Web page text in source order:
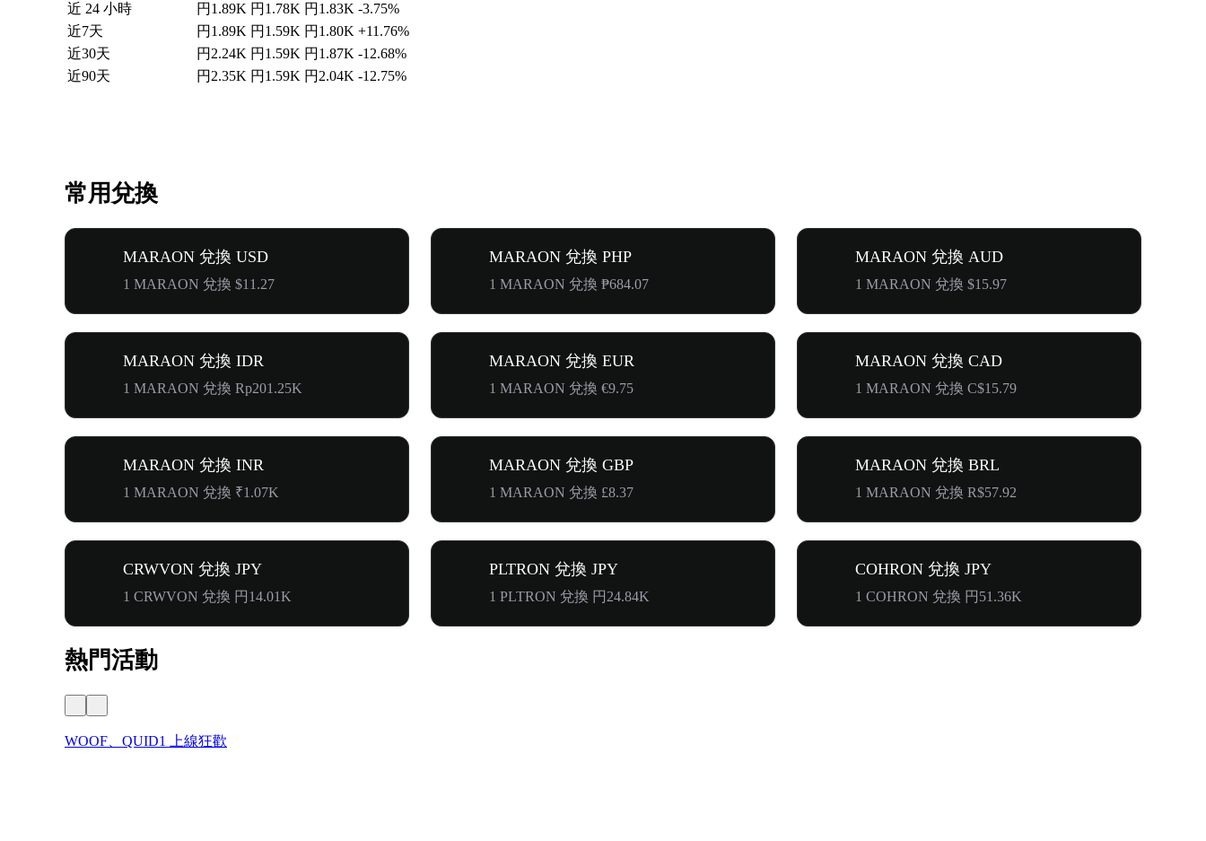
近 24 小時
円1.89K 円1.78K 円1.83K -3.75%
近7天
円1.89K 円1.59K 円1.80K +11.76%
近30天
円2.24K 円1.59K 円1.87K -12.68%
近90天
円2.35K 円1.59K 円2.04K -12.75%
常用兌換
MARAON 兌換 USD
1 MARAON 兌換 $11.27
MARAON 兌換 PHP
1 MARAON 兌換 ₱684.07
MARAON 兌換 AUD
1 MARAON 兌換 $15.97
MARAON 兌換 IDR
1 MARAON 兌換 Rp201.25K
MARAON 兌換 EUR
1 MARAON 兌換 €9.75
MARAON 兌換 CAD
1 MARAON 兌換 C$15.79
MARAON 兌換 INR
1 MARAON 兌換 ₹1.07K
MARAON 兌換 GBP
1 MARAON 兌換 £8.37
MARAON 兌換 BRL
1 MARAON 兌換 R$57.92
CRWVON 兌換 JPY
1 CRWVON 兌換 円14.01K
PLTRON 兌換 JPY
1 PLTRON 兌換 円24.84K
COHRON 兌換 JPY
1 COHRON 兌換 円51.36K
熱門活動
WOOF、QUID1 上線狂歡